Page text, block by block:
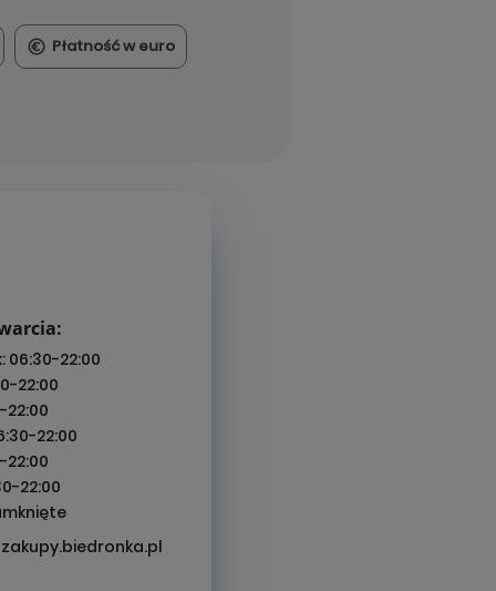
Płatność w euro
06:30-22:00
22:00
22:00
22:00
22:00
22:00